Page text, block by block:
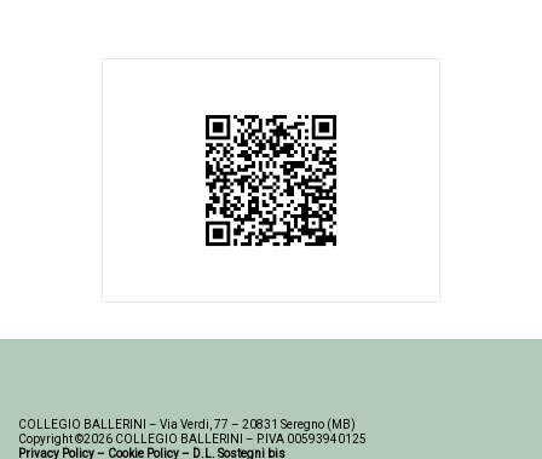
COLLEGIO BALLERINI – Via Verdi, 77 – 20831 Seregno (MB)
Copyright ©2026 COLLEGIO BALLERINI – P.IVA 00593940125
Privacy Policy– Cookie Policy– D.L. Sostegni bis